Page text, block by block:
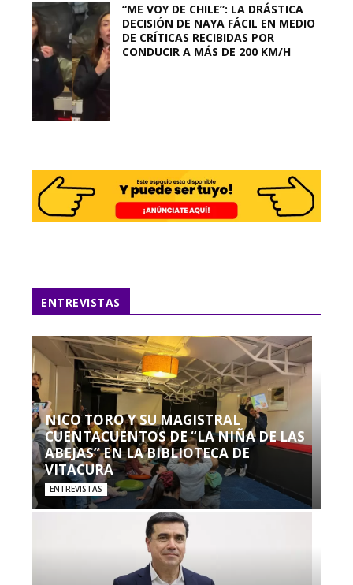
“ME VOY DE CHILE”: LA DRÁSTICA
DECISIÓN DE NAYA FÁCIL EN MEDIO
DE CRÍTICAS RECIBIDAS POR
CONDUCIR A MÁS DE 200 KM/H
ENTREVISTAS
NICO TORO Y SU MAGISTRAL
CUENTACUENTOS DE “LA NIÑA DE LAS
ABEJAS” EN LA BIBLIOTECA DE
VITACURA
ENTREVISTAS